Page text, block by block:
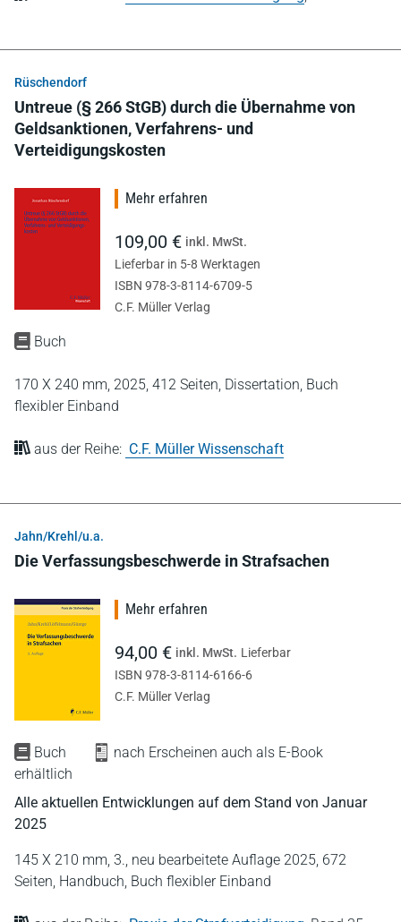
Rüschendorf
Untreue (§ 266 StGB) durch die Übernahme von
Geldsanktionen, Verfahrens- und
Verteidigungskosten
Buch
170 X 240 mm, 2025, 412 Seiten, Dissertation, Buch
flexibler Einband
aus der Reihe: C.F. Müller Wissenschaft
Mehr erfahren
109,00 € inkl. MwSt.
Lieferbar in 5-8 Werktagen
ISBN 978-3-8114-6709-5
C.F. Müller Verlag
Jahn/Krehl/u.a.
Die Verfassungsbeschwerde in Strafsachen
Buch
nach Erscheinen auch als E-Book
erhältlich
Alle aktuellen Entwicklungen auf dem Stand von Januar
2025
145 X 210 mm, 3., neu bearbeitete Auflage 2025, 672
Seiten, Handbuch, Buch flexibler Einband
Mehr erfahren
94,00 € inkl. MwSt. Lieferbar
ISBN 978-3-8114-6166-6
C.F. Müller Verlag